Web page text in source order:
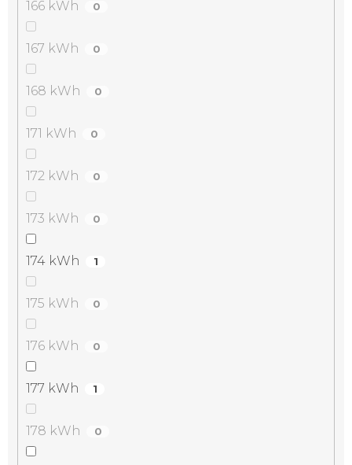
166 kWh 0
167 kWh 0
168 kWh 0
171 kWh 0
172 kWh 0
173 kWh 0
174 kWh 1
175 kWh 0
176 kWh 0
177 kWh 1
178 kWh 0